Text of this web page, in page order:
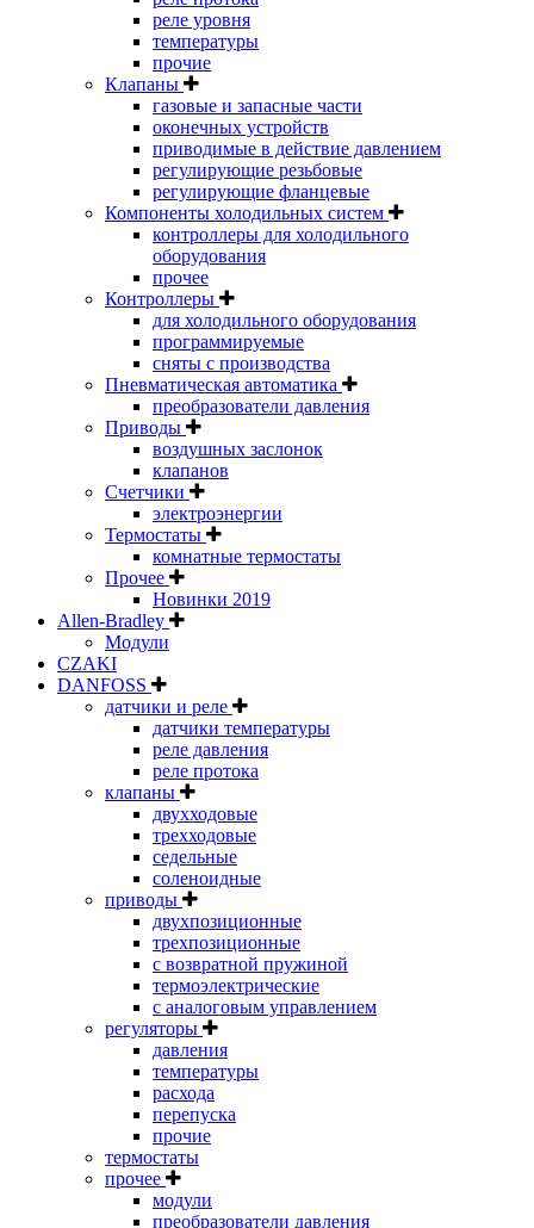
реле уровня
температуры
прочие
Клапаны
газовые и запасные части
оконечных устройств
приводимые в действие давлением
регулирующие резьбовые
регулирующие фланцевые
Компоненты холодильных систем
контроллеры для холодильного
оборудования
прочее
Контроллеры
для холодильного оборудования
программируемые
сняты с производства
Пневматическая автоматика
преобразователи давления
Приводы
воздушных заслонок
клапанов
Счетчики
электроэнергии
Термостаты
комнатные термостаты
Прочее
Новинки 2019
Allen-Bradley
Модули
CZAKI
DANFOSS
датчики и реле
датчики температуры
реле давления
реле протока
клапаны
двухходовые
трехходовые
седельные
соленоидные
приводы
двухпозиционные
трехпозиционные
с возвратной пружиной
термоэлектрические
с аналоговым управлением
регуляторы
давления
температуры
расхода
перепуска
прочие
термостаты
прочее
модули
преобразователи давления